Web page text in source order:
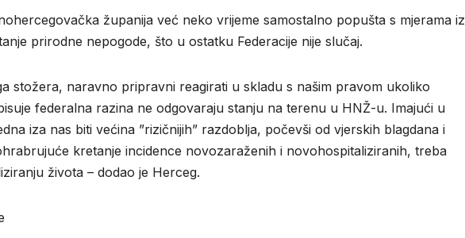
županija već neko vrijeme samostalno popušta s mjerama iz
prirodne nepogode, što u ostatku Federacije nije slučaj.
stožera, naravno pripravni reagirati u skladu s našim pravom ukoliko
federalna razina ne odgovaraju stanju na terenu u HNŽ-u. Imajući u
iza nas biti većina ”rizičnijih” razdoblja, počevši od vjerskih blagdana i
kretanje incidence novozaraženih i novohospitaliziranih, treba
života – dodao je Herceg.